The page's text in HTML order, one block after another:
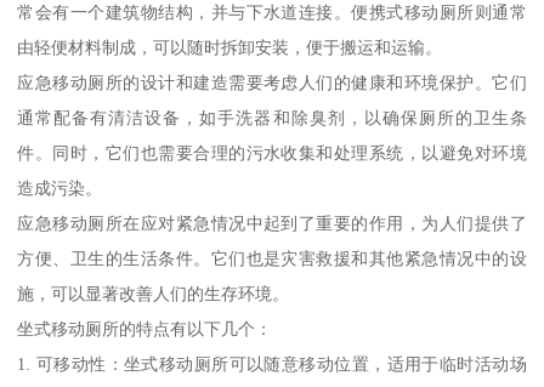
常会有一个建筑物结构，并与下水道连接。便携式移动厕所则通常
由轻便材料制成，可以随时拆卸安装，便于搬运和运输。
应急移动厕所的设计和建造需要考虑人们的健康和环境保护。它们
通常配备有清洁设备，如手洗器和除臭剂，以确保厕所的卫生条
件。同时，它们也需要合理的污水收集和处理系统，以避免对环境
造成污染。
应急移动厕所在应对紧急情况中起到了重要的作用，为人们提供了
方便、卫生的生活条件。它们也是灾害救援和其他紧急情况中的设
施，可以显著改善人们的生存环境。
坐式移动厕所的特点有以下几个：
1. 可移动性：坐式移动厕所可以随意移动位置，适用于临时活动场